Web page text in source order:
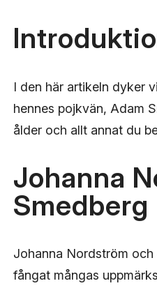
I den här artikeln dyker
hennes pojkvän, Adam
ålder och allt annat du
Johanna
Smedberg
Johanna Nordström
fångat mångas